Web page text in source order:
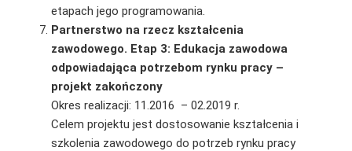
etapach jego programowania.
Partnerstwo na rzecz kształcenia
zawodowego. Etap 3: Edukacja zawodowa
odpowiadająca potrzebom rynku pracy –
projekt zakończony
Okres realizacji: 11.2016 – 02.2019 r.
Celem projektu jest dostosowanie kształcenia i
szkolenia zawodowego do potrzeb rynku pracy